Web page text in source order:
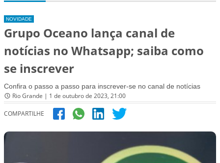
NOVIDADE
Grupo Oceano lança canal de
notícias no Whatsapp; saiba como
se inscrever
Confira o passo a passo para inscrever-se no canal de notícias
Rio Grande | 1 de outubro de 2023, 21:00
COMPARTILHE